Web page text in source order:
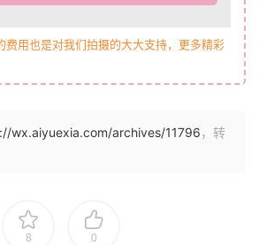
费用也是对我们拍摄的大大支持，更多精彩
wx.aiyuexia.com/archives/11796，转
8 0